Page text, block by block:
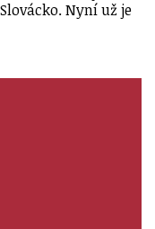
Slovácko. Nyní už je